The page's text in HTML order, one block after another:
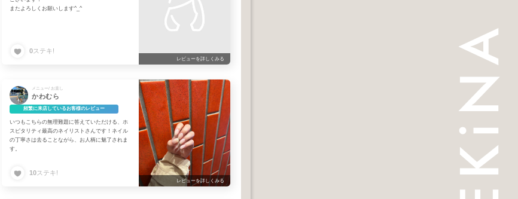
またよろしくお願いします^_^
0ステキ!
レビューを詳しくみる
メニュー/ お直し
かわむら
頻繁に来店しているお客様のレビュー
いつもこちらの無理難題に答えていただける、ホ
スピタリティ最高のネイリストさんです！ネイル
の丁寧さは去ることながら、お人柄に魅了されま
す。
10ステキ!
レビューを詳しくみる